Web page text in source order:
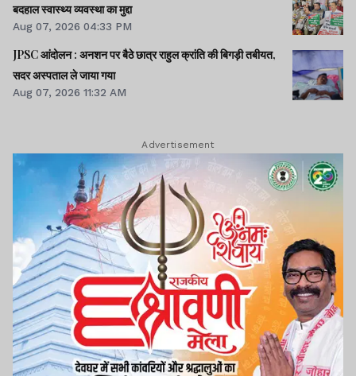
बदहाल स्वास्थ्य व्यवस्था का मुद्दा
Aug 07, 2026 04:33 PM
JPSC आंदोलन : अनशन पर बैठे छात्र राहुल क्रांति की बिगड़ी तबीयत,
सदर अस्पताल ले जाया गया
Aug 07, 2026 11:32 AM
Advertisement